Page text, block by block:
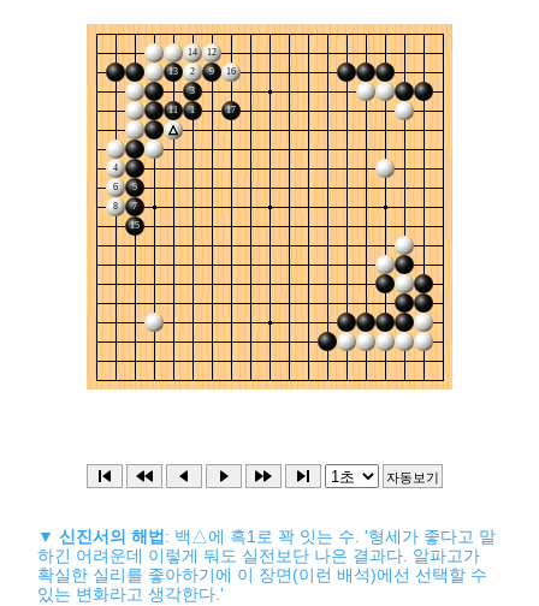
▼신진서의 해법 : 백△에 흑1로 꽉 잇는 수. '형세가 좋다고 말
하긴 어려운데 이렇게 둬도 실전보단 나은 결과다. 알파고가
확실한 실리를 좋아하기에 이 장면(이런 배석)에선 선택할 수
있는 변화라고 생각한다.'